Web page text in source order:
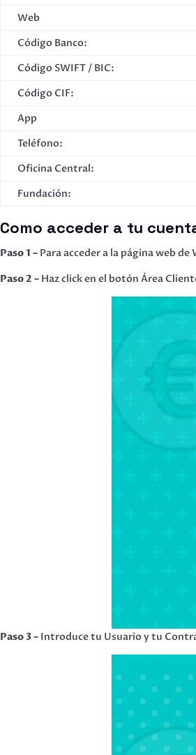
Web
Código Banco:
Código SWIFT / BIC:
Código CIF:
App
Teléfono:
Oficina Central:
Fundación:
Como acceder a tu
Paso 1 – Para acceder a la página web de
Paso 2 – Haz click en el botón Área
Paso 3 – Introduce tu Usuario y tu